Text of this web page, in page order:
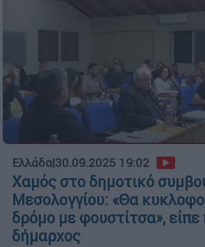
Ελλάδα|30.09.2025 19:02
Χαμός στο δημοτικό
Μεσολογγίου: «Θα
δρόμο με φουστίτσα»,
δήμαρχος